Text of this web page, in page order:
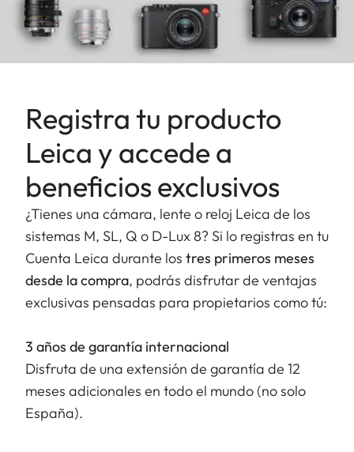
Registra tu producto
Leica y accede a
beneficios exclusivos
¿Tienes una cámara, lente o reloj Leica de los
sistemas M, SL, Q o D-Lux 8? Si lo registras en tu
Cuenta Leica durante los tres primeros meses
desde la compra, podrás disfrutar de ventajas
exclusivas pensadas para propietarios como tú:
3 años de garantía internacional
Disfruta de una extensión de garantía de 12
meses adicionales en todo el mundo (no solo
España).